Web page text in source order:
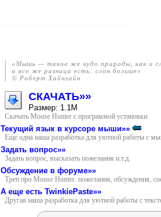
«Мышь — такое же чудо природы, как и
и все же разница есть: слон больше»
© Роберт Хайнлайн
СКАЧАТЬ»»
Размер: 1.1M
Скачать Mouse Hunter с программой установки
Текущий язык в курсоре мыши»»
Еще одна наша разработка для уютной работы с
Задать вопрос»»
Задать вопрос, высказать пожелания и.т.д.
Обсуждение в форуме»»
Треп про Mouse Hunter: пожелания, обсуждения,
А еще есть TwinkiePaste»»
Другая наша разработка для уютной работы с